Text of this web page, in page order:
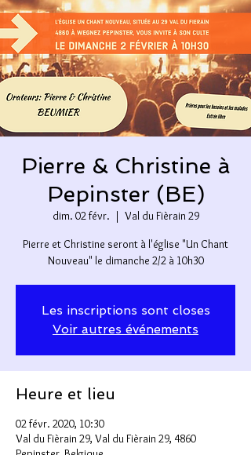
Pierre & Christine à
Pepinster (BE)
dim. 02 févr.
  |
Val du Fièrain 29
Pierre et Christine seront à l'église "Un Chant
Nouveau" le dimanche 2/2 à 10h30
Les inscriptions sont closes
Voir autres événements
Heure et lieu
02 févr. 2020, 10:30
Val du Fièrain 29, Val du Fièrain 29, 4860